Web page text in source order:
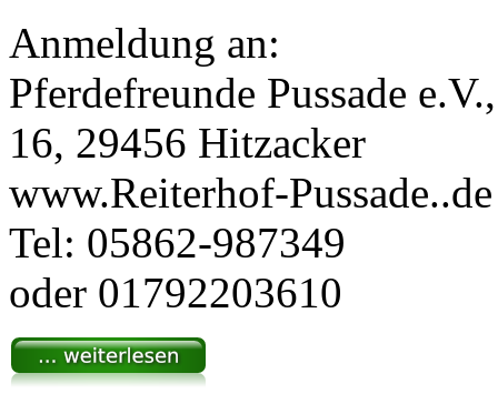
Anmeldung an:
Pferdefreunde Pussade
16, 29456 Hitzacker
www.Reiterhof-Pussade..de
Tel: 05862-987349
oder 01792203610